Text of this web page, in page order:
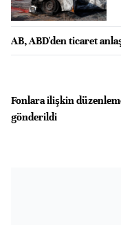
AB, ABD'den ticaret
Fonlara ilişkin
gönderildi